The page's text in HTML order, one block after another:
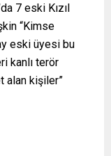
7 eski Kızıl
“Kimse
eski üyesi bu
kanlı terör
alan kişiler”